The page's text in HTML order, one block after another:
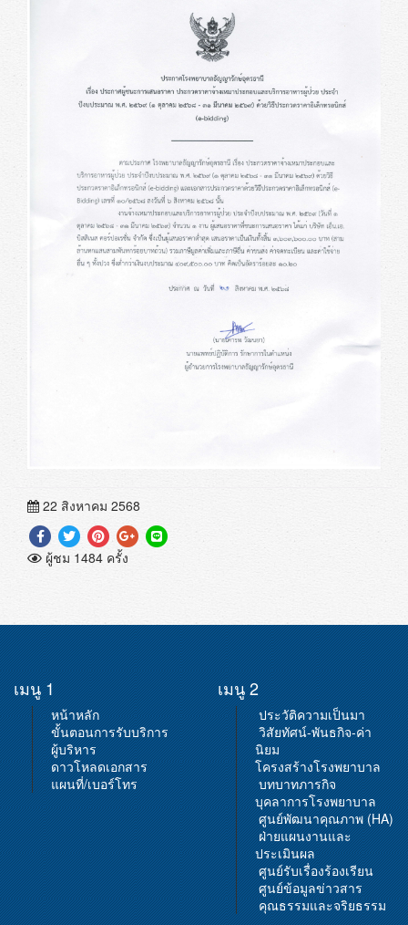
22 สิงหาคม 2568
ผู้ชม 1484 ครั้ง
เมนู 1
หน้าหลัก
ขั้นตอนการรับบริการ
ผู้บริหาร
ดาวโหลดเอกสาร
แผนที่/เบอร์โทร
เมนู 2
ประวัติความเป็นมา
วิสัยทัศน์-พันธกิจ-ค่า
นิยม
โครงสร้างโรงพยาบาล
บทบาทภารกิจ
บุคลาการโรงพยาบาล
ศูนย์พัฒนาคุณภาพ (HA)
ฝ่ายแผนงานและ
ประเมินผล
ศูนย์รับเรื่องร้องเรียน
ศูนย์ข้อมูลข่าวสาร
คุณธรรมและจริยธรรม